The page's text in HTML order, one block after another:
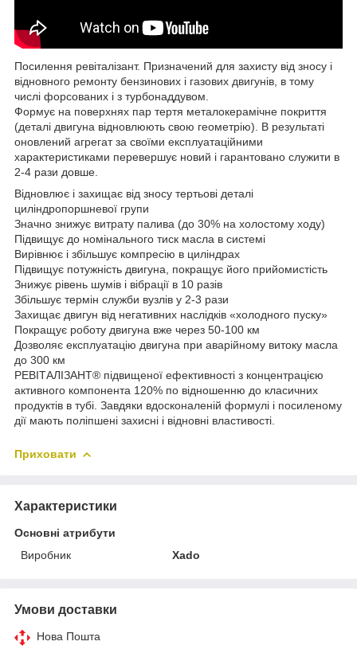
Посилення ревіталізант. Призначений для захисту від зносу і
відновного ремонту бензинових і газових двигунів, в тому
числі форсованих і з турбонаддувом.
Формує на поверхнях пар тертя металокерамічне покриття
(деталі двигуна відновлюють свою геометрію). В результаті
оновлений агрегат за своїми експлуатаційними
характеристиками перевершує новий і гарантовано служити в
2-4 рази довше.
Відновлює і захищає від зносу тертьові деталі
циліндропоршневої групи
Значно знижує витрату палива (до 30% на холостому ходу)
Підвищує до номінального тиск масла в системі
Вирівнює і збільшує компресію в циліндрах
Підвищує потужність двигуна, покращує його прийомистість
Знижує рівень шумів і вібрації в 10 разів
Збільшує термін служби вузлів у 2-3 рази
Захищає двигун від негативних наслідків «холодного пуску»
Покращує роботу двигуна вже через 50-100 км
Дозволяє експлуатацію двигуна при аварійному витоку масла
до 300 км
РЕВІТАЛІЗАНТ® підвищеної ефективності з концентрацією
активного компонента 120% по відношенню до класичних
продуктів в тубі. Завдяки вдосконаленій формулі і посиленому
дії мають поліпшені захисні і відновні властивості.
Приховати
Характеристики
Основні атрибути
Виробник
Xado
Умови доставки
Нова Пошта